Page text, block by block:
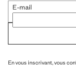
E-mail
En vous inscrivant, vous